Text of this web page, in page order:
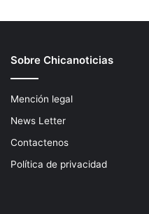
Sobre Chicanoticias
Mención legal
News Letter
Contactenos
Política de privacidad